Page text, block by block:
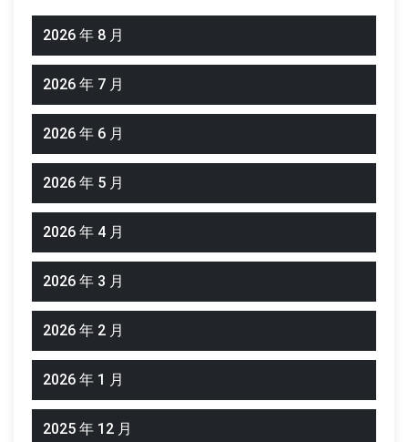
2026 年 8 月
2026 年 7 月
2026 年 6 月
2026 年 5 月
2026 年 4 月
2026 年 3 月
2026 年 2 月
2026 年 1 月
2025 年 12 月